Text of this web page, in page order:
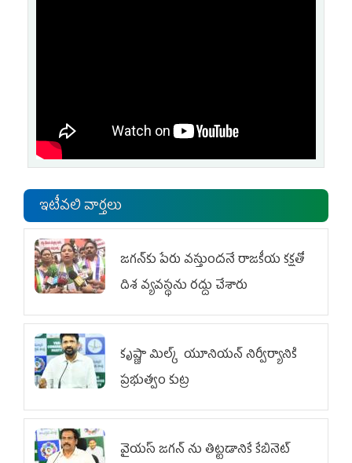
ఇటీవలి వార్తలు
జగన్‌కు పేరు వస్తుందనే రాజకీయ కక్షతో
దిశ వ్య‌వ‌స్థ‌ను రద్దు చేశారు
కృష్ణా మిల్క్‌ యూనియన్‌ నిర్వీర్యానికి
ప్రభుత్వం కుట్ర
వైయ‌స్ జగన్‌ ను తిట్టడానికే కేబినెట్‌